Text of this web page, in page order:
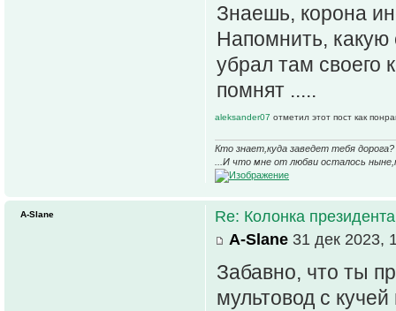
Знаешь, корона
Напомнить, какую
убрал там своего
помнят .....
aleksander07 отметил этот пост как
Кто знает,куда заведет тебя
...И что мне от любви осталось
Re: Колонка президента
A-Slane 31 дек 2023,
Забавно, что ты
мультовод с
A-Slane